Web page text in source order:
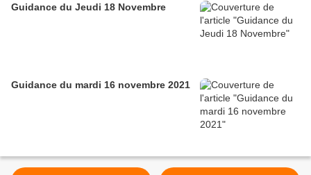
Guidance du Jeudi 18 Novembre
Guidance du mardi 16 novembre 2021